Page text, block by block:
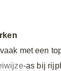
met een
-as bij